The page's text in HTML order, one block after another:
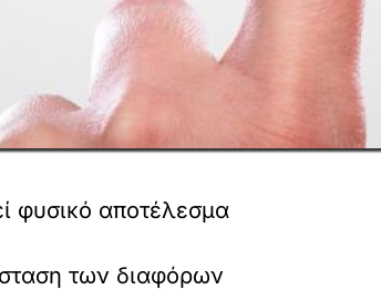
φυσικό αποτέλεσμα
των διαφόρων